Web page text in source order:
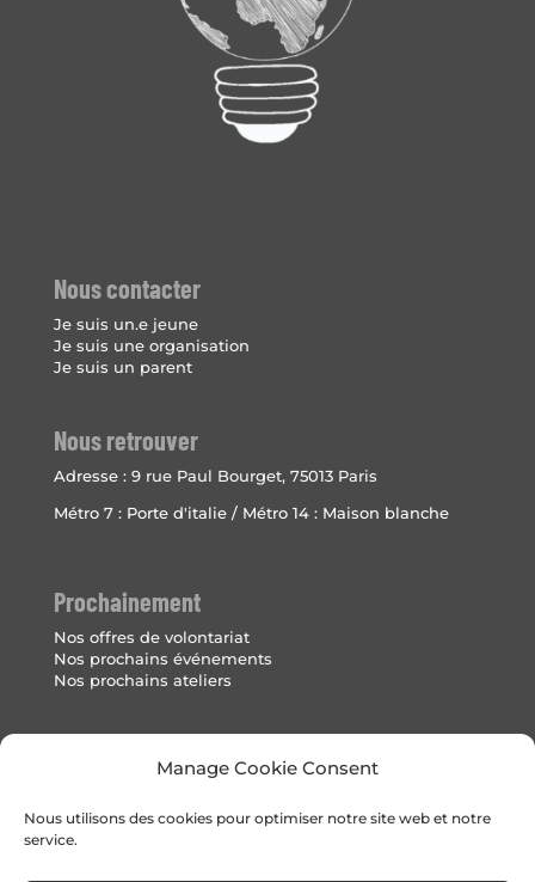
Manage Cookie Consent
Nous utilisons des cookies pour optimiser notre site web et notre
service.
Nous contacter
Je suis un.e jeune
Je suis une organisation
Je suis un parent
Nous retrouver
Adresse : 9 rue Paul Bourget, 75013 Paris
Métro 7 : Porte d'italie / Métro 14 : Maison blanche
Prochainement
Nos offres de volontariat
Nos prochains événements
Nos prochains ateliers
Politique de cookies (UE)